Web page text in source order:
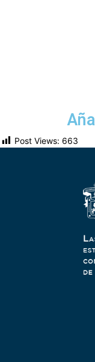
Post Views: 663